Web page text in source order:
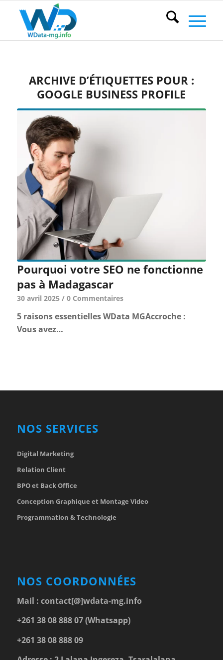
ARCHIVE D’ÉTIQUETTES POUR :
GOOGLE BUSINESS PROFILE
Pourquoi votre SEO ne fonctionne
pas à Madagascar
30 avril 2025 / 0 Commentaires
5 raisons essentielles WData MGAccroche :
Vous avez…
NOS SERVICES
Digital Marketing
Relation Client
BPO et Back Office
Conception Graphique et Montage Video
Programmation & Technologie
NOS COORDONNÉES
Mail : contact[@]wdata-mg.info
+261 38 08 888 07 (Whatsapp)
+261 38 08 888 09